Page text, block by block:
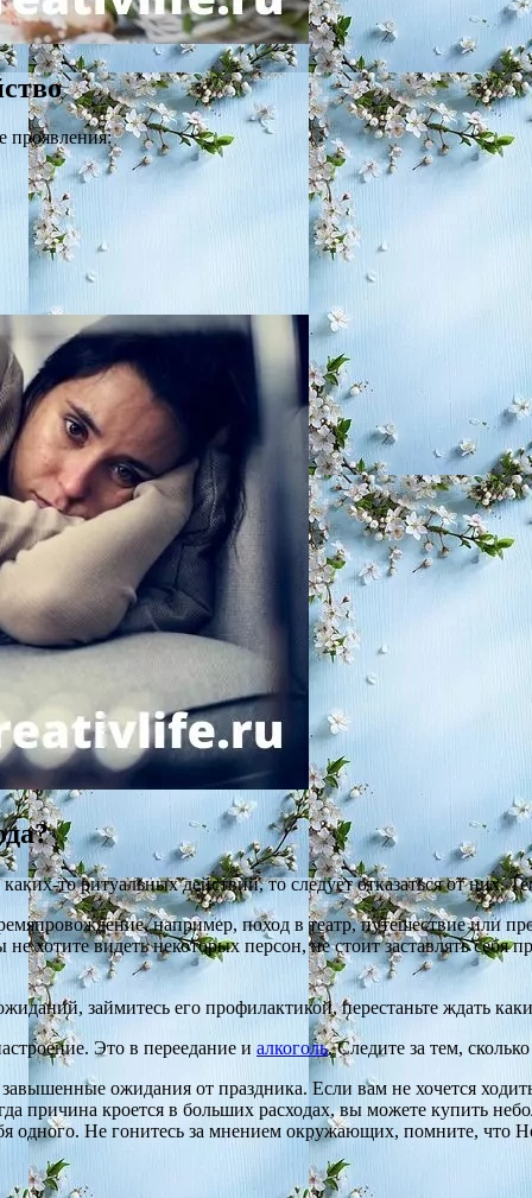
проявления:
то ритуальных действий, то следует отказаться от
например, поход в театр, путешествие или
хотите видеть некоторых персон, не стоит заставлять
займитесь его профилактикой, перестаньте ждать
Это в переедание и алкоголь. Следите за тем,
ожидания от праздника. Если вам не хочется
причина кроется в больших расходах, вы можете купить
одного. Не гонитесь за мнением окружающих, помните, что